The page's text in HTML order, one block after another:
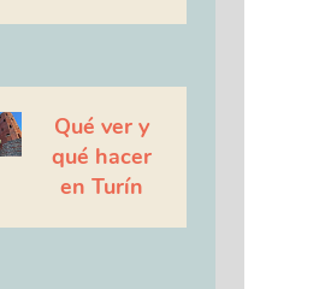
Qué ver y
qué hacer
en Turín